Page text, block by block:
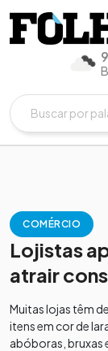
COMÉRCIO
Lojistas
atrair
Muitas lojas têm
itens em cor de
abóboras, bruxas